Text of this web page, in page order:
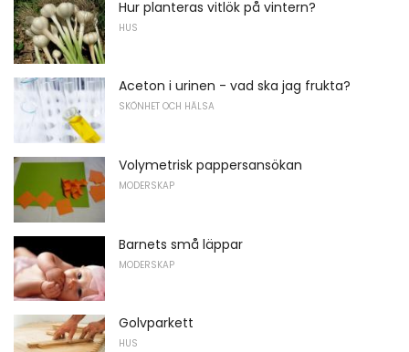
Hur planteras vitlök på vintern?
HUS
Aceton i urinen - vad ska jag frukta?
SKÖNHET OCH HÄLSA
Volymetrisk pappersansökan
MODERSKAP
Barnets små läppar
MODERSKAP
Golvparkett
HUS